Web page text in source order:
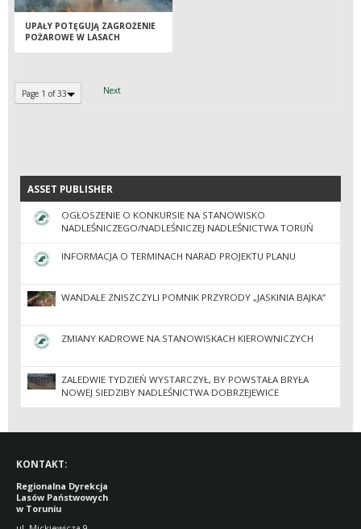
UPAŁY POTĘGUJĄ ZAGROŻENIE
POŻAROWE W LASACH
Page 1 of 33 Next
ASSET PUBLISHER
ASSET PUBLISHER
OGŁOSZENIE O KONKURSIE NA STANOWISKO
NADLEŚNICZEGO/NADLEŚNICZEJ NADLEŚNICTWA TORUŃ
INFORMACJA O TERMINACH NARAD PROJEKTU PLANU
WANDALE ZNISZCZYLI POMNIK PRZYRODY „JASKINIA BAJKA”
ZMIANY KADROWE NA STANOWISKACH KIEROWNICZYCH
ZALEDWIE TYDZIEŃ WYSTARCZYŁ, BY POWSTAŁA BRYŁA
NOWEJ SIEDZIBY NADLEŚNICTWA DOBRZEJEWICE
KONTAKT:
Regionalna Dyrekcja
Lasów Państwowych
w Toruniu